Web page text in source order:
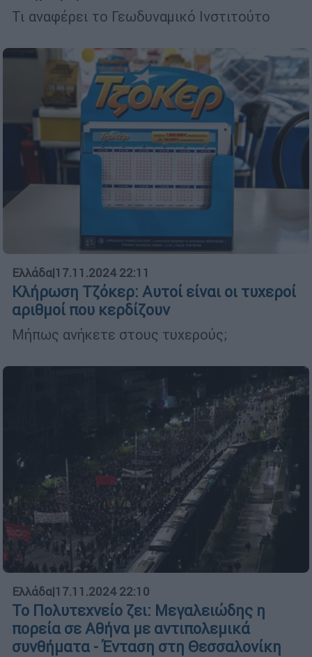
Τι αναφέρει το Γεωδυναμικό Ινστιτούτο
Ελλάδα|17.11.2024 22:11
Κλήρωση Τζόκερ: Αυτοί είναι οι τυχεροί
αριθμοί που κερδίζουν
Μήπως ανήκετε στους τυχερούς;
Ελλάδα|17.11.2024 22:10
Το Πολυτεχνείο ζει: Μεγαλειώδης η
πορεία σε Αθήνα με αντιπολεμικά
συνθήματα - Ένταση στη Θεσσαλονίκη